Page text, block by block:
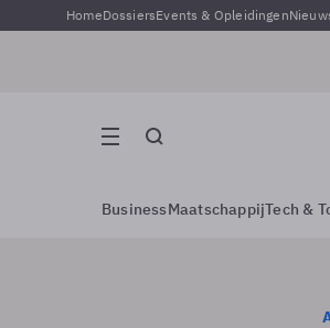
HomeDossiersEvents & Opleidingen
BusinessMaatschappijTech &